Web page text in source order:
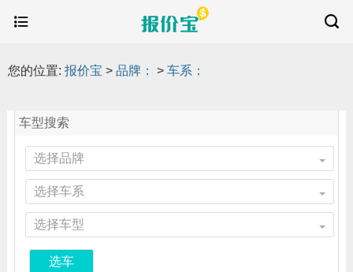
您的位置: 报价宝 > 品牌： > 车系：
车型搜索
选择品牌
选择车系
选择车型
选车